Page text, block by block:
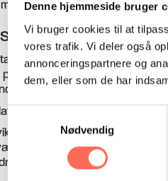
Denne hjemmeside bruger
Vi bruger cookies til at
vores trafik. Vi deler også
annonceringspartnere og
dem, eller som de har
Samtykkevalg
Nødvendig
en registrering i henhold til
af
skal dine personlige
i overvågede
stadig hensyntagen til dine
– det være sig internt
af internettet betyder, at
retningslinjer for
giver vi dig besked i form